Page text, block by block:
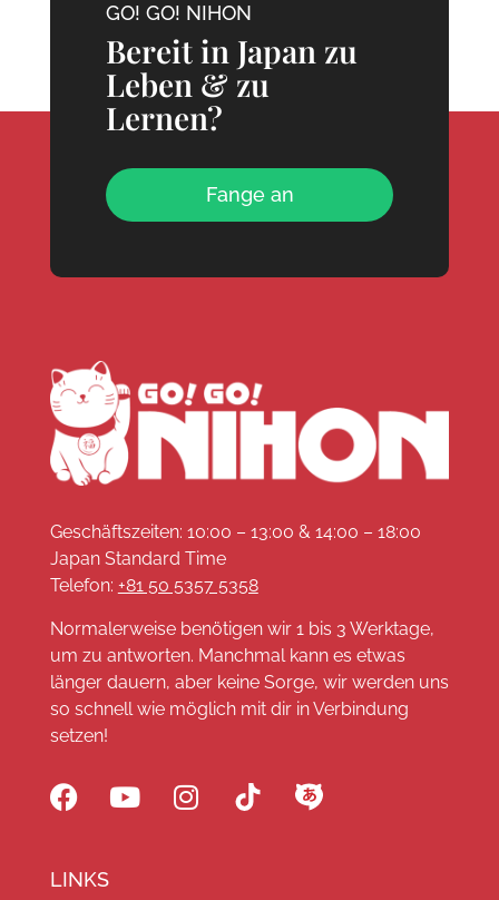
GO! GO! NIHON
Bereit in Japan zu
Leben & zu
Lernen?
Fange an
Geschäftszeiten: 10:00 – 13:00 & 14:00 – 18:00
Japan Standard Time
Telefon: +81 50 5357 5358
Normalerweise benötigen wir 1 bis 3 Werktage,
um zu antworten. Manchmal kann es etwas
länger dauern, aber keine Sorge, wir werden uns
so schnell wie möglich mit dir in Verbindung
setzen!
LINKS